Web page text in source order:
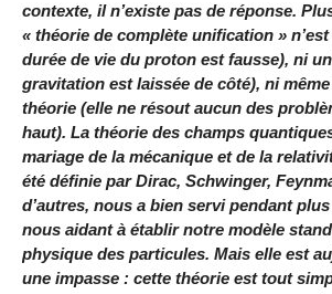
contexte, il n’existe pas de réponse.
« théorie de complète unification »
durée de vie du proton est fausse), ni
gravitation est laissée de côté), ni
théorie (elle ne résout aucun des
haut). La théorie des champs
mariage de la mécanique et de la
été définie par Dirac, Schwinger,
d’autres, nous a bien servi pendant
nous aidant à établir notre modèle
physique des particules. Mais elle est
une impasse : cette théorie est tout